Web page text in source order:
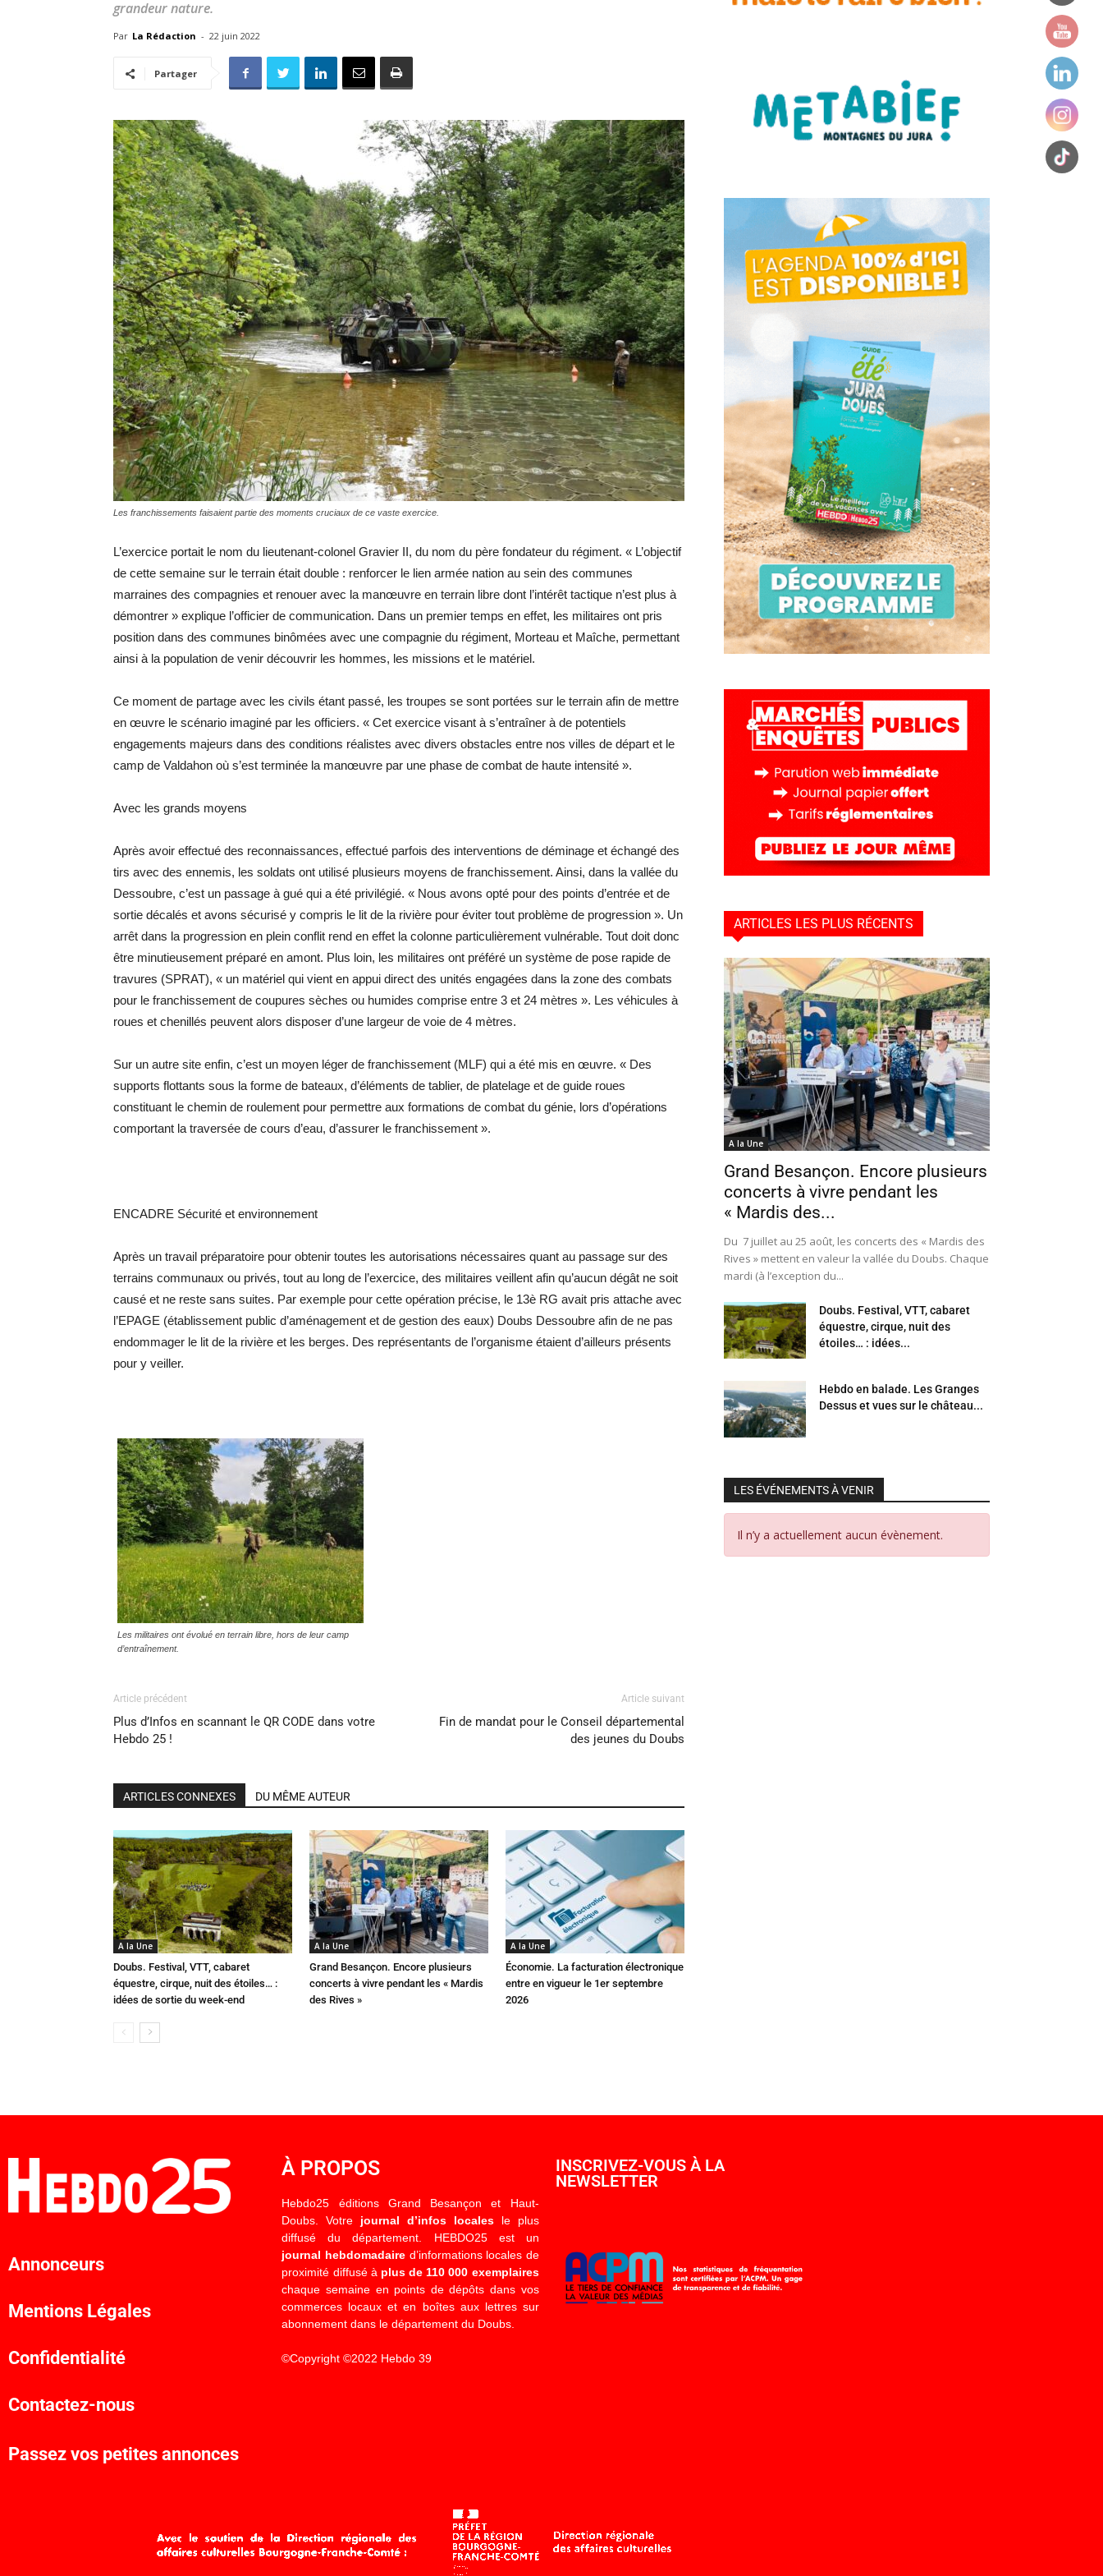
locale
–
Hebdo25
grandeur nature.
Par La Rédaction - 22 juin 2022
Partager
Les franchissements faisaient partie des moments cruciaux de ce vaste exercice.
L’exercice portait le nom du lieutenant-colonel Gravier II, du nom du père fondateur du régiment. « L’objectif
de cette semaine sur le terrain était double : renforcer le lien armée nation au sein des communes
marraines des compagnies et renouer avec la manœuvre en terrain libre dont l’intérêt tactique n’est plus à
démontrer » explique l’officier de communication. Dans un premier temps en effet, les militaires ont pris
position dans des communes binômées avec une compagnie du régiment, Morteau et Maîche, permettant
ainsi à la population de venir découvrir les hommes, les missions et le matériel.
Ce moment de partage avec les civils étant passé, les troupes se sont portées sur le terrain afin de mettre
en œuvre le scénario imaginé par les officiers. « Cet exercice visant à s’entraîner à de potentiels
engagements majeurs dans des conditions réalistes avec divers obstacles entre nos villes de départ et le
camp de Valdahon où s’est terminée la manœuvre par une phase de combat de haute intensité ».
Avec les grands moyens
Après avoir effectué des reconnaissances, effectué parfois des interventions de déminage et échangé des
tirs avec des ennemis, les soldats ont utilisé plusieurs moyens de franchissement. Ainsi, dans la vallée du
Dessoubre, c’est un passage à gué qui a été privilégié. « Nous avons opté pour des points d’entrée et de
sortie décalés et avons sécurisé y compris le lit de la rivière pour éviter tout problème de progression ». Un
arrêt dans la progression en plein conflit rend en effet la colonne particulièrement vulnérable. Tout doit donc
être minutieusement préparé en amont. Plus loin, les militaires ont préféré un système de pose rapide de
travures (SPRAT), « un matériel qui vient en appui direct des unités engagées dans la zone des combats
pour le franchissement de coupures sèches ou humides comprise entre 3 et 24 mètres ». Les véhicules à
roues et chenillés peuvent alors disposer d’une largeur de voie de 4 mètres.
Sur un autre site enfin, c’est un moyen léger de franchissement (MLF) qui a été mis en œuvre. « Des
supports flottants sous la forme de bateaux, d’éléments de tablier, de platelage et de guide roues
constituant le chemin de roulement pour permettre aux formations de combat du génie, lors d’opérations
comportant la traversée de cours d’eau, d’assurer le franchissement ».
ENCADRE Sécurité et environnement
Après un travail préparatoire pour obtenir toutes les autorisations nécessaires quant au passage sur des
terrains communaux ou privés, tout au long de l’exercice, des militaires veillent afin qu’aucun dégât ne soit
causé et ne reste sans suites. Par exemple pour cette opération précise, le 13è RG avait pris attache avec
l’EPAGE (établissement public d’aménagement et de gestion des eaux) Doubs Dessoubre afin de ne pas
endommager le lit de la rivière et les berges. Des représentants de l’organisme étaient d’ailleurs présents
pour y veiller.
Les militaires ont évolué en terrain libre, hors de leur camp
d’entraînement.
Article précédent
Plus d’Infos en scannant le QR CODE dans votre
Hebdo 25 !
Article suivant
Fin de mandat pour le Conseil départemental
des jeunes du Doubs
ARTICLES CONNEXES DU MÊME AUTEUR
A la Une
Doubs. Festival, VTT, cabaret
équestre, cirque, nuit des étoiles… :
idées de sortie du week-end
A la Une
Grand Besançon. Encore plusieurs
concerts à vivre pendant les « Mardis
des Rives »
A la Une
Économie. La facturation électronique
entre en vigueur le 1er septembre
2026
ARTICLES LES PLUS RÉCENTS
A la Une
Grand Besançon. Encore plusieurs
concerts à vivre pendant les
« Mardis des...
Du 7 juillet au 25 août, les concerts des « Mardis des
Rives » mettent en valeur la vallée du Doubs. Chaque
mardi (à l’exception du...
Doubs. Festival, VTT, cabaret
équestre, cirque, nuit des
étoiles… : idées...
Hebdo en balade. Les Granges
Dessus et vues sur le château...
LES ÉVÉNEMENTS À VENIR
Il n’y a actuellement aucun évènement.
Annonceurs
Mentions Légales
Confidentialité
Contactez-nous
Passez vos petites annonces
À PROPOS
Hebdo25 éditions Grand Besançon et Haut-
Doubs. Votre journal d’infos localesle plus
diffusé du département. HEBDO25 est un
journal hebdomadaired’informations locales de
proximité diffusé à plus de 110 000 exemplaires
chaque semaine en points de dépôts dans vos
commerces locaux et en boîtes aux lettres sur
abonnement dans le département du Doubs.
©Copyright ©2022 Hebdo 39
INSCRIVEZ-VOUS À LA
NEWSLETTER